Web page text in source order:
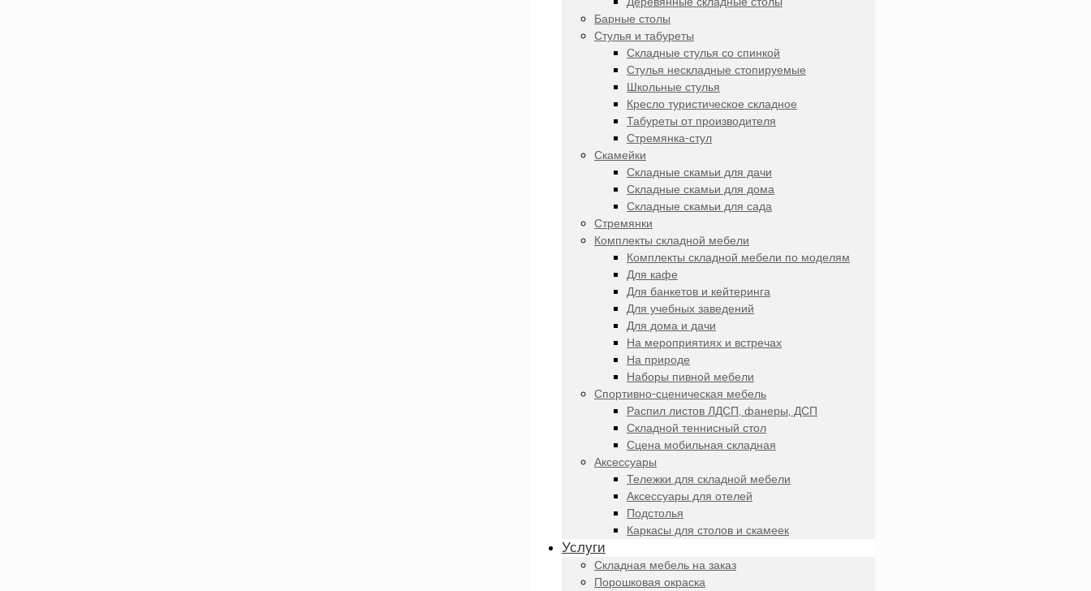
Барные столы
Стулья и табуреты
Складные стулья со спинкой
Стулья нескладные стопируемые
Школьные стулья
Кресло туристическое складное
Табуреты от производителя
Стремянка-стул
Скамейки
Складные скамьи для дачи
Складные скамьи для дома
Складные скамьи для сада
Стремянки
Комплекты складной мебели
Комплекты складной мебели по моделям
Для кафе
Для банкетов и кейтеринга
Для учебных заведений
Для дома и дачи
На мероприятиях и встречах
На природе
Наборы пивной мебели
Спортивно-сценическая мебель
Распил листов ЛДСП, фанеры, ДСП
Складной теннисный стол
Сцена мобильная складная
Аксессуары
Тележки для складной мебели
Аксессуары для отелей
Подстолья
Каркасы для столов и скамеек
Услуги
Складная мебель на заказ
Порошковая окраска